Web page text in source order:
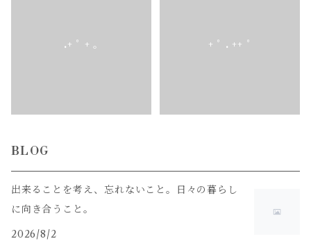
.+ ﾟ + ｡ + ﾟ . ++ ﾟ
BLOG
出来ることを考え、忘れないこと。日々の暮らし
に向き合うこと。
2026/8/2